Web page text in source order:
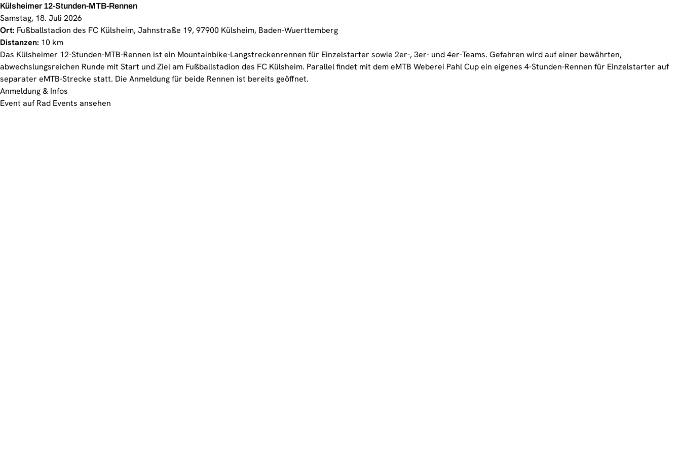
Külsheimer 12-Stunden-MTB-Rennen
Samstag, 18. Juli 2026
Ort: Fußballstadion des FC Külsheim, Jahnstraße 19, 97900 Külsheim, Baden-Wuerttemberg
Distanzen: 10 km
Das Külsheimer 12-Stunden-MTB-Rennen ist ein Mountainbike-Langstreckenrennen für Einzelstarter sowie 2er-, 3er- und 4er-Teams. Gefahren wird auf einer bewährten,
abwechslungsreichen Runde mit Start und Ziel am Fußballstadion des FC Külsheim. Parallel findet mit dem eMTB Weberei Pahl Cup ein eigenes 4-Stunden-Rennen für Einzelstarter auf
separater eMTB-Strecke statt. Die Anmeldung für beide Rennen ist bereits geöffnet.
Anmeldung & Infos
Event auf Rad Events ansehen